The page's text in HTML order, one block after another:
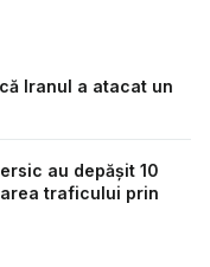
Iranul a atacat un
au depășit 10
traficului prin